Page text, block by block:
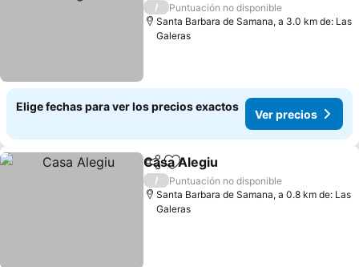
/
Puntuación no disponible
Santa Barbara de Samana, a 3.0 km de: Las
Galeras
Elige fechas para ver los precios exactos
Ver precios
CompartirAgregar a favoritos
Casa Alegiu
/
Puntuación no disponible
Santa Barbara de Samana, a 0.8 km de: Las
Galeras